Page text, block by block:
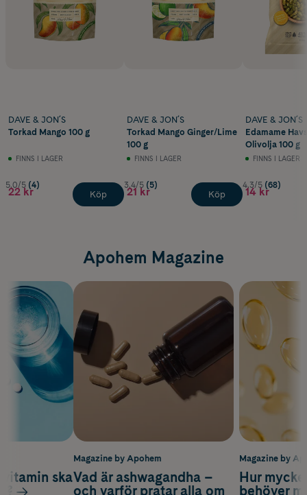
DAVE & JON´S
Torkad Mango 100 g
FINNS I LAGER
5.0/5 (4)
22 kr Köp
DAVE & JON´S
Torkad Mango Ginger/Lime
100 g
FINNS I LAGER
3.4/5 (5)
21 kr Köp
DAVE & JON´S
Edamame
Olivolja 100 g
FINNS I LAGER
4.3/5 (68)
14 kr
Apohem Magazine
Magazine by
Hur
behöver
ska
Magazine by Apohem
Vad är ashwagandha –
och varför pratar alla om